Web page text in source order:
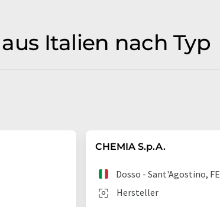
Italien nach Typ
CHEMIA S.p.A.
Hersteller
Dosso - Sant'Agostino, FE